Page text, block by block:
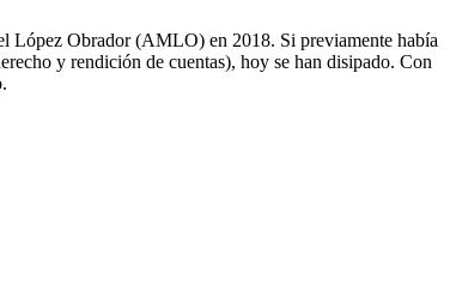
López Obrador (AMLO) en 2018. Si previamente había
y rendición de cuentas), hoy se han disipado. Con